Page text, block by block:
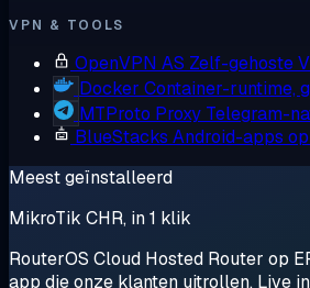
VPN & TOOLS
OpenVPN AS Zelf-gehoste
Docker Container-runtime,
MTProto Proxy Telegram-
BlueStacks Android-apps
Meest geïnstalleerd
MikroTik CHR, in 1 klik
RouterOS Cloud Hosted Router op
app die onze klanten uitrollen. Live